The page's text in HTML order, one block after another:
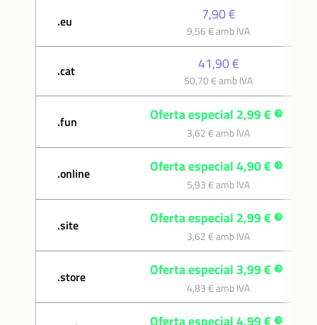
.eu 7,90 €
9,56 € amb IVA
.cat 41,90 €
50,70 € amb IVA
.fun Oferta especial 2,99 €
3,62 € amb IVA
.online Oferta especial 4,90 €
5,93 € amb IVA
.site Oferta especial 2,99 €
3,62 € amb IVA
.store Oferta especial 3,99 €
4,83 € amb IVA
Oferta especial 4,99 €